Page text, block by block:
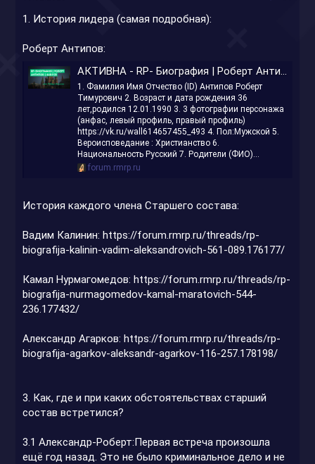
1. История лидера (самая подробная):
Роберт Антипов:
АКТИВНА - RP- Биография | Роберт Антипов | 468-938
1. Фамилия Имя Отчество (ID) Антипов Роберт
Тимурович 2. Возраст и дата рождения 36
лет,родился 12.01.1990 3. 3 фотографии персонажа
(анфас, левый профиль, правый профиль)
https://vk.ru/wall614657455_493 4. Пол:Мужской 5.
Вероисповедание : Христианство 6.
Национальность Русский 7. Родители (ФИО)...
forum.rmrp.ru
История каждого члена Старшего состава:
Вадим Калинин:https://forum.rmrp.ru/threads/rp-
biografija-kalinin-vadim-aleksandrovich-561-089.176177/
Камал Нурмагомедов:https://forum.rmrp.ru/threads/rp-
biografija-nurmagomedov-kamal-maratovich-544-
236.177432/
Александр Агарков:https://forum.rmrp.ru/threads/rp-
biografija-agarkov-aleksandr-agarkov-116-257.178198/
3. Как, где и при каких обстоятельствах старший
состав встретился?
3.1 Александр-Роберт:Первая встреча произошла
ещё год назад. Это не было криминальное дело и не